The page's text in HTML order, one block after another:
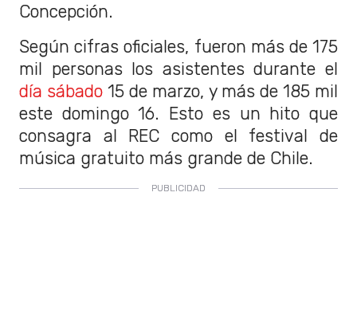
Concepción.
Según cifras oficiales, fueron más de 175
mil personas los asistentes durante el
día sábado 15 de marzo, y más de 185 mil
este domingo 16. Esto es un hito que
consagra al REC como el festival de
música gratuito más grande de Chile.